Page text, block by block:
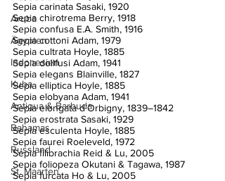
Aruba
Ägypten
Indonesien
Kuba
Antigua & Barbuda
Bahamas
Russland
St. Maarten
Sepia carinata Sasaki, 1920
Sepia chirotrema Berry, 1918
Sepia confusa E.A. Smith, 1916
Sepia cottoni Adam, 1979
Sepia cultrata Hoyle, 1885
Sepia dollfusi Adam, 1941
Sepia elegans Blainville, 1827
Sepia elliptica Hoyle, 1885
Sepia elobyana Adam, 1941
Sepia elongata d’Orbigny, 1839–1842
Sepia erostrata Sasaki, 1929
Sepia esculenta Hoyle, 1885
Sepia faurei Roeleveld, 1972
Sepia filibrachia Reid & Lu, 2005
Sepia foliopeza Okutani & Tagawa, 1987
Sepia furcata Ho & Lu, 2005